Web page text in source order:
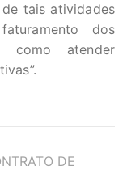
tais atividades
dos
como atender
DE